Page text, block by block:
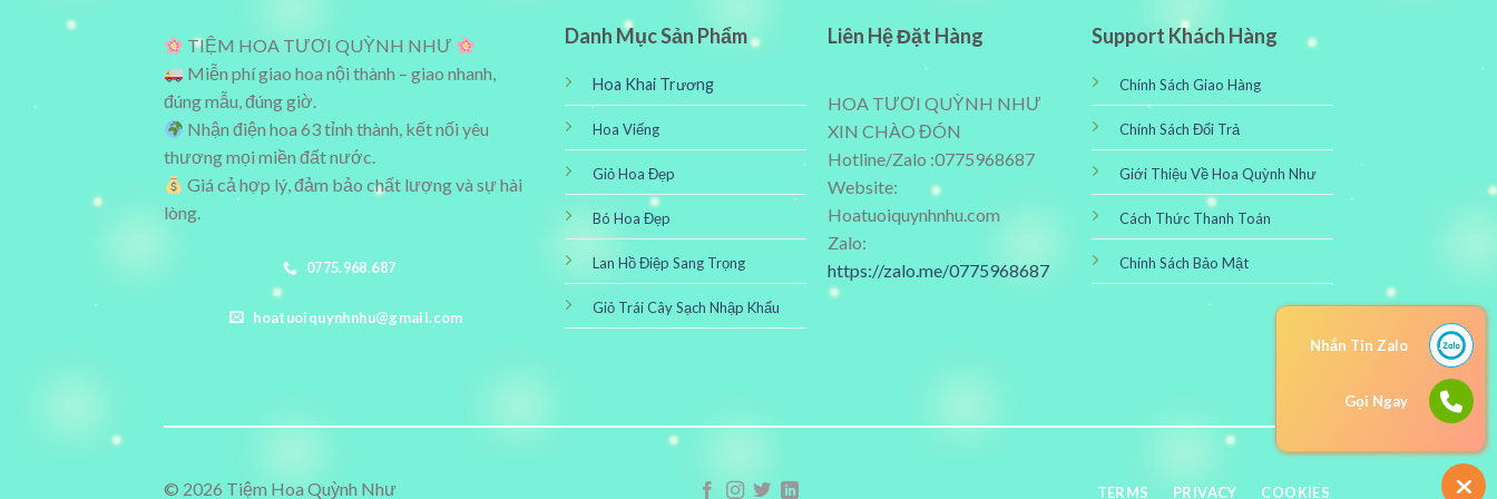
TIỆM HOA TƯƠI QUỲNH NHƯ
Miễn phí giao hoa nội thành – giao nhanh,
đúng mẫu, đúng giờ.
Nhận điện hoa 63 tỉnh thành, kết nối yêu
thương mọi miền đất nước.
Giá cả hợp lý, đảm bảo chất lượng và sự hài
lòng.
0775.968.687
hoatuoiquynhnhu@gmail.com
Danh Mục Sản Phẩm
Hoa Khai Trương
Hoa Viếng
Giỏ Hoa Đẹp
Bó Hoa Đẹp
Lan Hồ Điệp Sang Trọng
Giỏ Trái Cây Sạch Nhập Khẩu
Liên Hệ Đặt Hàng
HOA TƯƠI QUỲNH NHƯ
XIN CHÀO ĐÓN
Hotline/Zalo :0775968687
Website:
Hoatuoiquynhnhu.com
Zalo:
https://zalo.me/0775968687
Support Khách Hàng
Chính Sách Giao Hàng
Chính Sách Đổi Trả
Giới Thiệu Về Hoa Quỳnh Như
Cách Thức Thanh Toán
Chính Sách Bảo Mật
© 2026 Tiệm Hoa Quỳnh Như TERMS PRIVACY COOKIES
Nhắn Tin Zalo
Gọi Ngay